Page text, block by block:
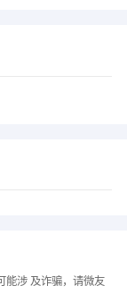
能涉 及诈骗，请微友